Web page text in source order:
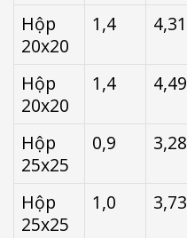
Hộp
20x20
1,4 4,31
Hộp
20x20
1,4 4,49
Hộp
25x25
0,9 3,28
Hộp
25x25
1,0 3,73